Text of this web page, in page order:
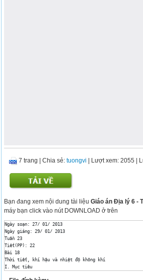
7 trang |Chia sẻ:tuongvi | Lượt xem: 2055 |
Bạn đang xem nội dung tài liệuGiáo án Địa lý 6 -
máy bạn click vào nút DOWNLOAD ở trên
Ngày soạn: 27/ 01/ 2013
Ngày giảng: 29/ 01/ 2013
Tuần 23
Tiết(PP): 22
Bài 18
Thời tiết, khí hậu và nhiệt độ không khí
I. Mục tiêu